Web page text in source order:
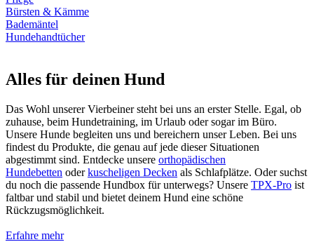
Bürsten & Kämme
Bademäntel
Hundehandtücher
Alles für deinen Hund
Das Wohl unserer Vierbeiner steht bei uns an erster Stelle. Egal, ob
zuhause, beim Hundetraining, im Urlaub oder sogar im Büro.
Unsere Hunde begleiten uns und bereichern unser Leben. Bei uns
findest du Produkte, die genau auf jede dieser Situationen
abgestimmt sind. Entdecke unsere orthopädischen
Hundebetten oderkuscheligen Decken als Schlafplätze. Oder suchst
du noch die passende Hundbox für unterwegs? Unsere TPX-Pro ist
faltbar und stabil und bietet deinem Hund eine schöne
Rückzugsmöglichkeit.
Erfahre mehr